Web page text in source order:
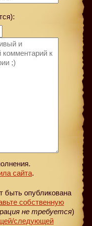
сайта.
быть опубликована
собственную
не требуется)
/следующей